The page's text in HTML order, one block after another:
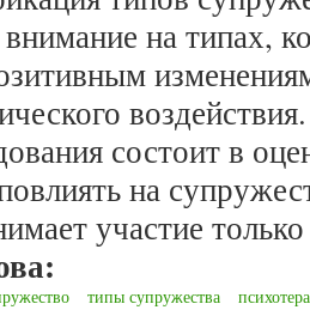
внимание на типах,
состоит в
на
участие
типы супружества